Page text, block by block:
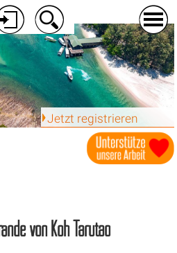
Jetzt registrieren
von Koh Tarutao